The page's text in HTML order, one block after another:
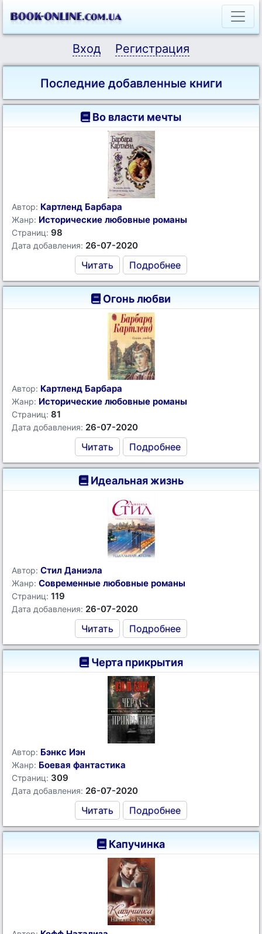
Вход Регистрация
Последние добавленные книги
Во власти мечты
Автор: Картленд Барбара
Жанр: Исторические любовные романы
Страниц: 98
Дата добавления: 26-07-2020
Читать Подробнее
Огонь любви
Автор: Картленд Барбара
Жанр: Исторические любовные романы
Страниц: 81
Дата добавления: 26-07-2020
Читать Подробнее
Идеальная жизнь
Автор: Стил Даниэла
Жанр: Современные любовные романы
Страниц: 119
Дата добавления: 26-07-2020
Читать Подробнее
Черта прикрытия
Автор: Бэнкс Иэн
Жанр: Боевая фантастика
Страниц: 309
Дата добавления: 26-07-2020
Читать Подробнее
Капучинка